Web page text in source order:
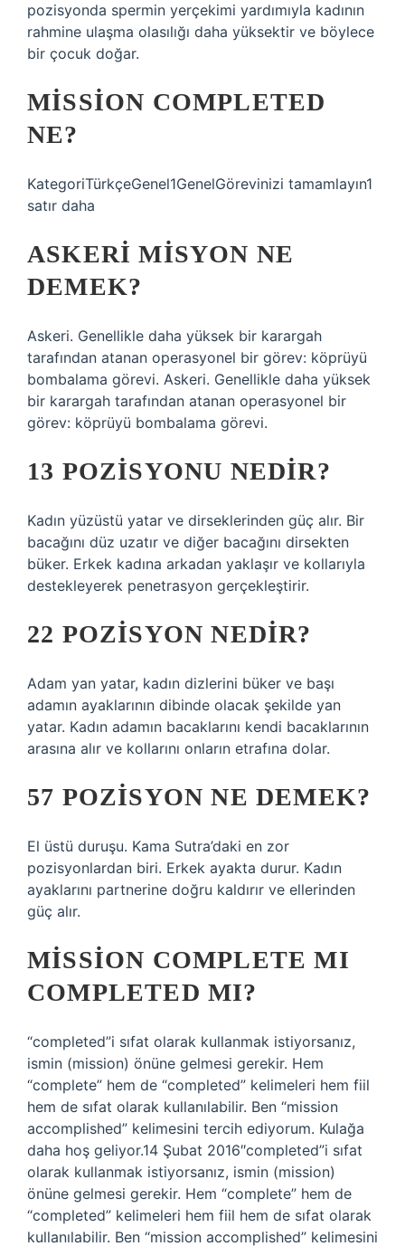
pozisyonda spermin yerçekimi yardımıyla kadının
rahmine ulaşma olasılığı daha yüksektir ve böylece
bir çocuk doğar.
MISSION COMPLETED
NE?
KategoriTürkçeGenel1GenelGörevinizi tamamlayın1
satır daha
ASKERI MISYON NE
DEMEK?
Askeri. Genellikle daha yüksek bir karargah
tarafından atanan operasyonel bir görev: köprüyü
bombalama görevi. Askeri. Genellikle daha yüksek
bir karargah tarafından atanan operasyonel bir
görev: köprüyü bombalama görevi.
13 POZISYONU NEDIR?
Kadın yüzüstü yatar ve dirseklerinden güç alır. Bir
bacağını düz uzatır ve diğer bacağını dirsekten
büker. Erkek kadına arkadan yaklaşır ve kollarıyla
destekleyerek penetrasyon gerçekleştirir.
22 POZISYON NEDIR?
Adam yan yatar, kadın dizlerini büker ve başı
adamın ayaklarının dibinde olacak şekilde yan
yatar. Kadın adamın bacaklarını kendi bacaklarının
arasına alır ve kollarını onların etrafına dolar.
57 POZISYON NE DEMEK?
El üstü duruşu. Kama Sutra’daki en zor
pozisyonlardan biri. Erkek ayakta durur. Kadın
ayaklarını partnerine doğru kaldırır ve ellerinden
güç alır.
MISSION COMPLETE MI
COMPLETED MI?
“completed”i sıfat olarak kullanmak istiyorsanız,
ismin (mission) önüne gelmesi gerekir. Hem
“complete” hem de “completed” kelimeleri hem fiil
hem de sıfat olarak kullanılabilir. Ben “mission
accomplished” kelimesini tercih ediyorum. Kulağa
daha hoş geliyor.14 Şubat 2016″completed”i sıfat
olarak kullanmak istiyorsanız, ismin (mission)
önüne gelmesi gerekir. Hem “complete” hem de
“completed” kelimeleri hem fiil hem de sıfat olarak
kullanılabilir. Ben “mission accomplished” kelimesini